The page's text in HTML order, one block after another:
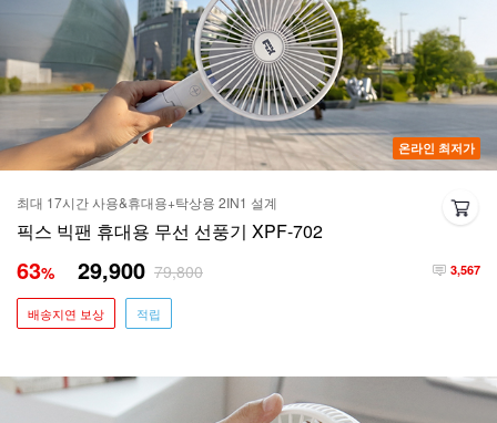
온라인 최저가
최대 17시간 사용&휴대용+탁상용 2IN1 설계
픽스 빅팬 휴대용 무선 선풍기 XPF-702
3,567
63% 29,900 79,800
배송지연 보상 적립